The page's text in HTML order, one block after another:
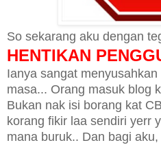
So sekarang aku dengan
HENTIKAN
Ianya sangat
masa... Orang masuk blog
Bukan nak isi borang kat
korang fikir laa sendiri yerr
mana buruk.. Dan bagi